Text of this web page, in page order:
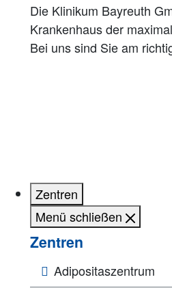
Die Klinikum Bayreuth
Krankenhaus der
Bei uns sind Sie am
Zentren
Menü schließen
Zentren
Adipositaszentrum